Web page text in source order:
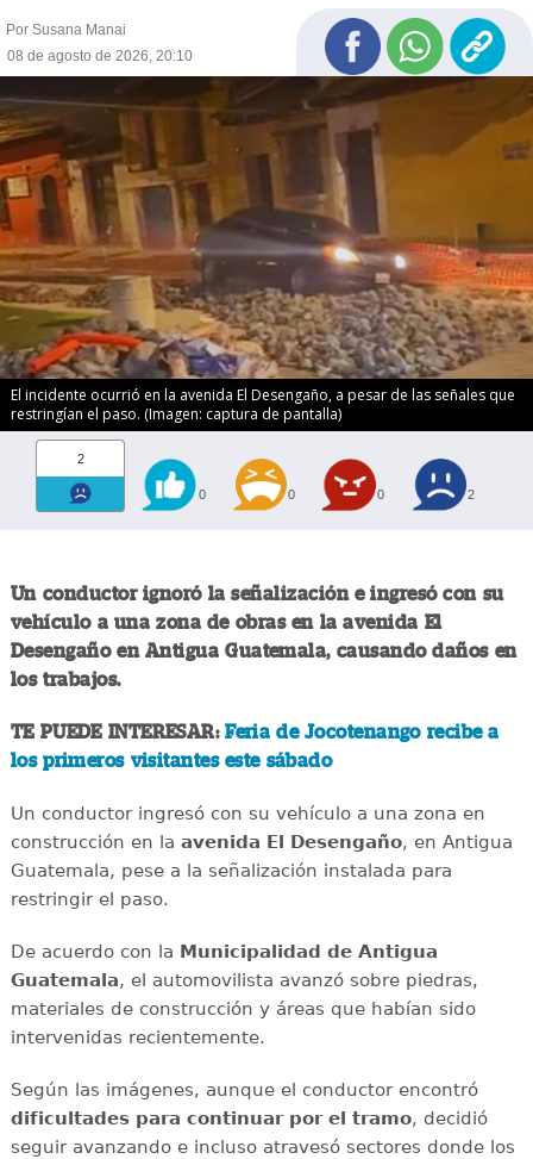
Por Susana Manai
08 de agosto de 2026, 20:10
El incidente ocurrió en la avenida El Desengaño, a pesar de las señales que
restringían el paso. (Imagen: captura de pantalla)
2
0 0 0 2
Un conductor ignoró la señalización e ingresó con su
vehículo a una zona de obras en la avenida El
Desengaño en Antigua Guatemala, causando daños en
los trabajos.
TE PUEDE INTERESAR:Feria de Jocotenango recibe a
los primeros visitantes este sábado
Un conductor ingresó con su vehículo a una zona en
construcción en la avenida El Desengaño, en Antigua
Guatemala, pese a la señalización instalada para
restringir el paso.
De acuerdo con la Municipalidad de Antigua
Guatemala, el automovilista avanzó sobre piedras,
materiales de construcción y áreas que habían sido
intervenidas recientemente.
Según las imágenes, aunque el conductor encontró
dificultades para continuar por el tramo, decidió
seguir avanzando e incluso atravesó sectores donde los